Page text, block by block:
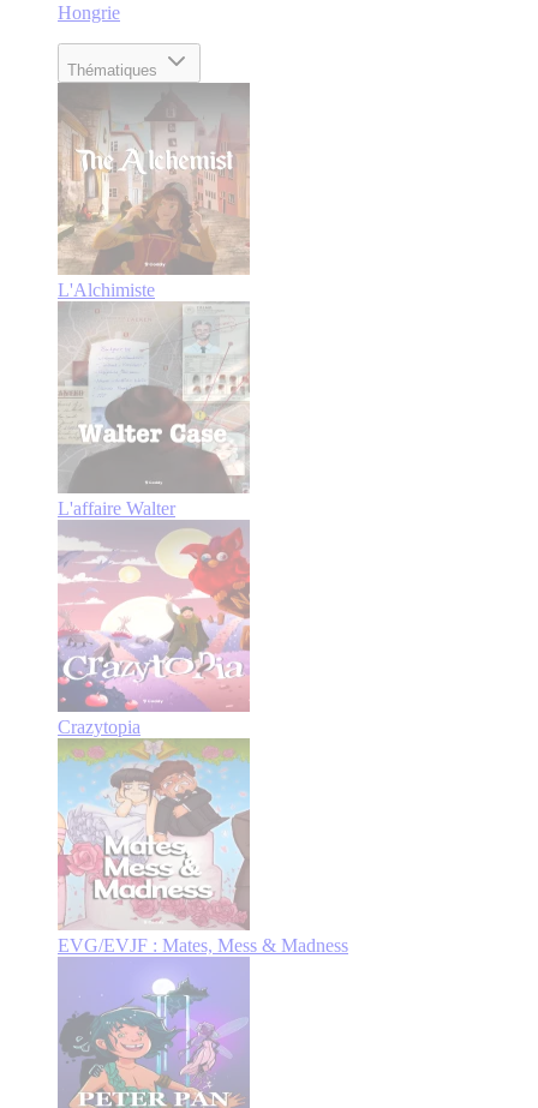
Hongrie
Thématiques
L'Alchimiste
L'affaire Walter
Crazytopia
EVG/EVJF : Mates, Mess & Madness